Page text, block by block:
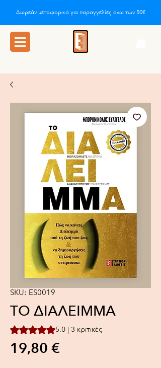
Δωρεάν μεταφορικά για παραγγελίες άνω των 50€
SKU: ES0019
ΤΟ ΔΙΑΛΕΙΜΜΑ
Rating is 5.0 out of five stars based on 3
5.0 | 3 κριτικές
19,80 €